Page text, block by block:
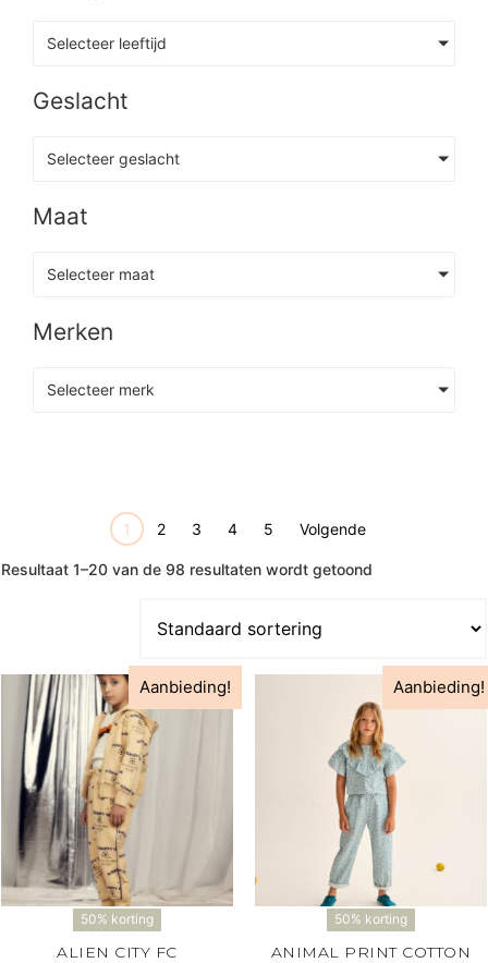
Selecteer leeftijd
Geslacht
Selecteer geslacht
Maat
Selecteer maat
Merken
Selecteer merk
1 2 3 4 5 Volgende
Resultaat 1–20 van de 98 resultaten wordt getoond
Aanbieding!
50% korting
ALIEN CITY FC
Aanbieding!
50% korting
ANIMAL PRINT COTTON